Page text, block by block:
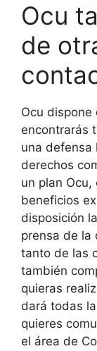
Ocu
de
Ocu
encontrarás
una defensa
derechos
un plan
beneficios
disposición
prensa de la
tanto de las
también
quieras
dará todas
quieres
el área de